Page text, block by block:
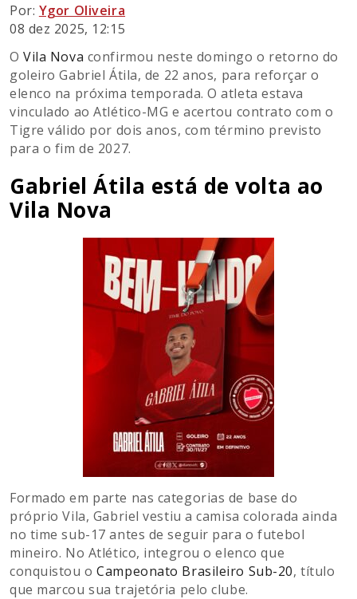
Por: Ygor Oliveira
08 dez 2025, 12:15
OVila Nova confirmou neste domingo o retorno do
goleiro Gabriel Átila, de 22 anos, para reforçar o
elenco na próxima temporada. O atleta estava
vinculado ao Atlético-MG e acertou contrato com o
Tigre válido por dois anos, com término previsto
para o fim de 2027.
Gabriel Átila está de volta ao
Vila Nova
Formado em parte nas categorias de base do
próprio Vila, Gabriel vestiu a camisa colorada ainda
no time sub-17 antes de seguir para o futebol
mineiro. No Atlético, integrou o elenco que
conquistou oCampeonato Brasileiro Sub-20, título
que marcou sua trajetória pelo clube.